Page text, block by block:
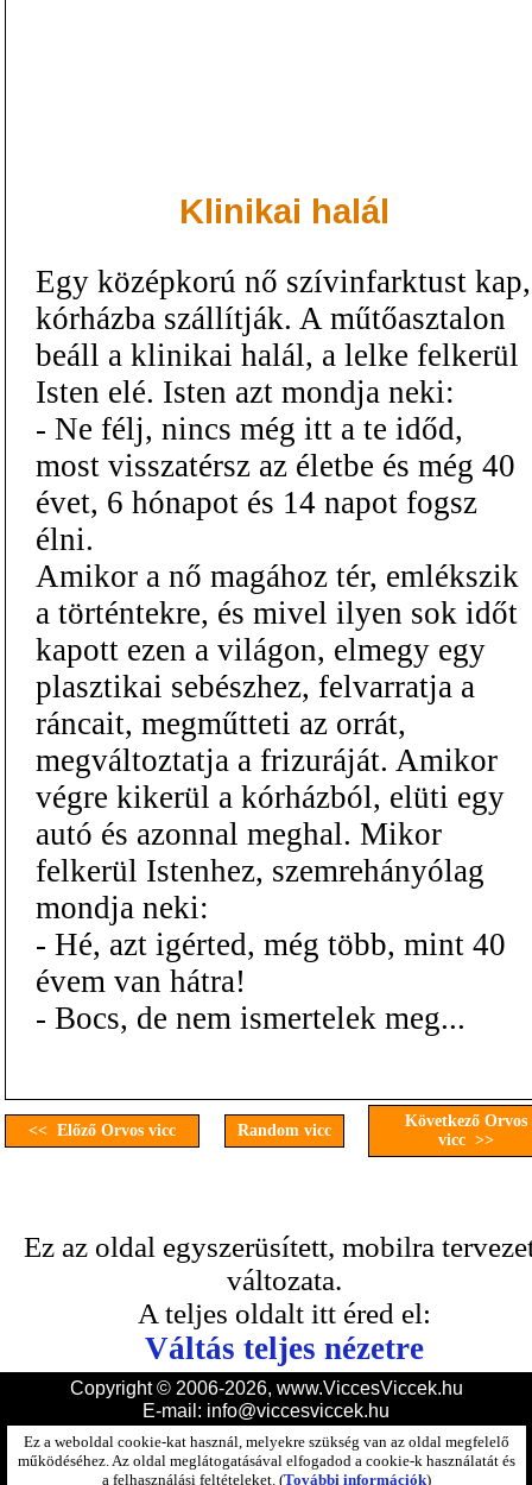
Klinikai halál
Egy középkorú nő szívinfarktust kap,
kórházba szállítják. A műtőasztalon
beáll a klinikai halál, a lelke felkerül
Isten elé. Isten azt mondja neki:
- Ne félj, nincs még itt a te időd,
most visszatérsz az életbe és még 40
évet, 6 hónapot és 14 napot fogsz
élni.
Amikor a nő magához tér, emlékszik
a történtekre, és mivel ilyen sok időt
kapott ezen a világon, elmegy egy
plasztikai sebészhez, felvarratja a
ráncait, megműtteti az orrát,
megváltoztatja a frizuráját. Amikor
végre kikerül a kórházból, elüti egy
autó és azonnal meghal. Mikor
felkerül Istenhez, szemrehányólag
mondja neki:
- Hé, azt igérted, még több, mint 40
évem van hátra!
- Bocs, de nem ismertelek meg...
<< Előző Orvos vicc Random vicc
Következő Orvos
vicc >>
Ez az oldal egyszerüsített, mobilra
változata.
A teljes oldalt itt éred el:
Váltás teljes nézetre
Copyright © 2006-2026, www.ViccesViccek.hu
E-mail: info@viccesviccek.hu
Ez a weboldal cookie-kat használ, melyekre szükség van az oldal megfelelő
működéséhez. Az oldal meglátogatásával elfogadod a cookie-k használatát és
a felhasználási feltételeket. (További információk)